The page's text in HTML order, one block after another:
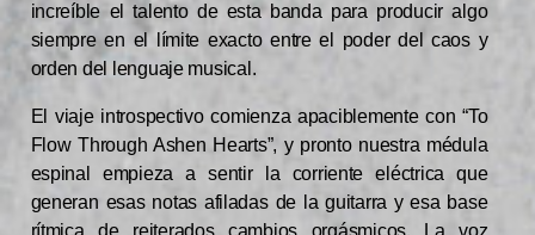
increíble el talento de esta banda para producir algo
siempre en el límite exacto entre el poder del caos y
orden del lenguaje musical.
El viaje introspectivo comienza apaciblemente con “To
Flow Through Ashen Hearts”, y pronto nuestra médula
espinal empieza a sentir la corriente eléctrica que
generan esas notas afiladas de la guitarra y esa base